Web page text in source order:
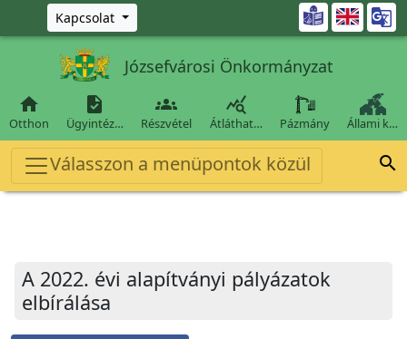
Ugrás a fő tartalomra
Kapcsolat 
Józsefvárosi Önkormányzat

Otthon

Ügyintéz…

Részvétel

Átláthat… Pázmány Állami k…
Válasszon a menüpontok közül 
A 2022. évi alapítványi pályázatok
elbírálása